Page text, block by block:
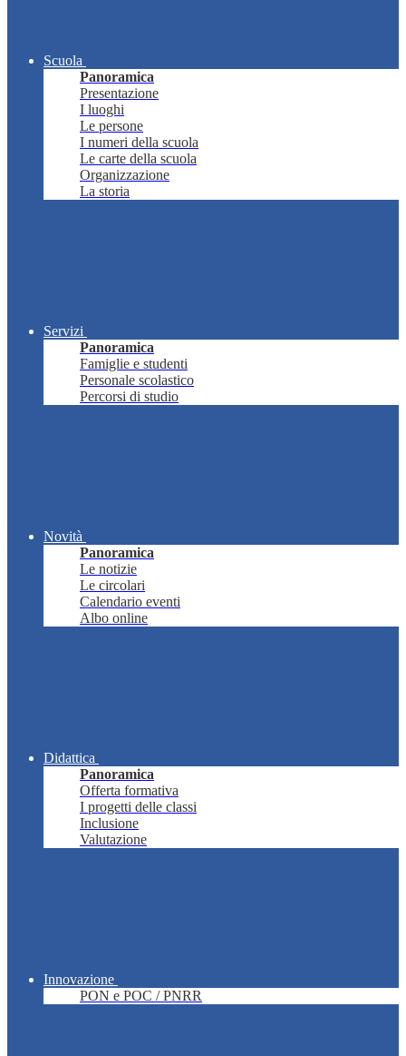
Scuola
Panoramica
Presentazione
I luoghi
Le persone
I numeri della scuola
Le carte della scuola
Organizzazione
La storia
Servizi
Panoramica
Famiglie e studenti
Personale scolastico
Percorsi di studio
Novità
Panoramica
Le notizie
Le circolari
Calendario eventi
Albo online
Didattica
Panoramica
Offerta formativa
I progetti delle classi
Inclusione
Valutazione
Innovazione
PON e POC / PNRR